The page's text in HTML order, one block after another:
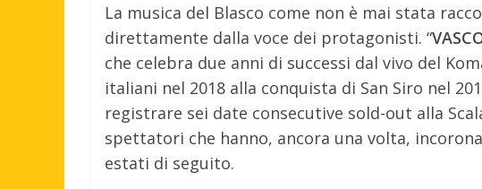
La musica del Blasco come non è mai stata
direttamente dalla voce dei protagonisti. “
che celebra due anni di successi dal vivo del
italiani nel 2018 alla conquista di San Siro nel
registrare sei date consecutive sold-out alla
spettatori che hanno, ancora una volta,
estati di seguito.